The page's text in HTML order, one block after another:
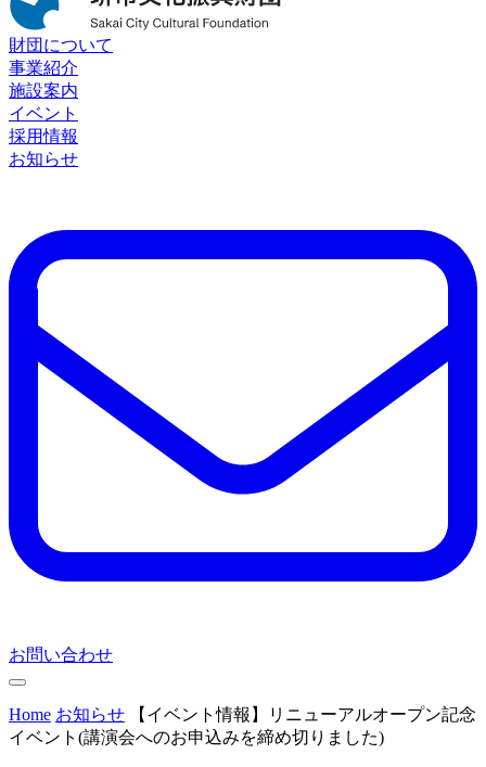
財団について
事業紹介
施設案内
イベント
採用情報
お知らせ
お問い合わせ
Home お知らせ
【イベント情報】リニューアルオープン記念
イベント(講演会へのお申込みを締め切りました)